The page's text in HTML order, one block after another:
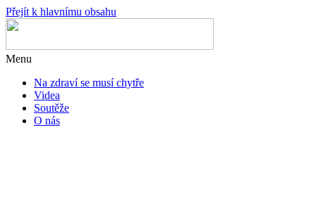
Přejít k hlavnímu obsahu
Menu
Na zdraví se musí chytře
Videa
Soutěže
O nás